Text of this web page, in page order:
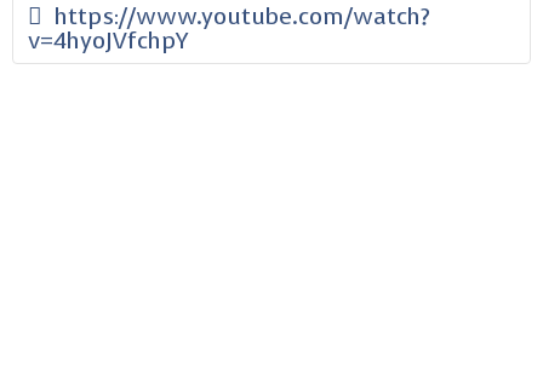
https://www.youtube.com/watch?
v=4hyoJVfchpY